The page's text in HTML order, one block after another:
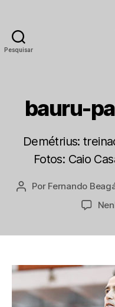
Pesquisar
bauru-
Demétrius:
Fotos: Caio
Autor
Por Fernando